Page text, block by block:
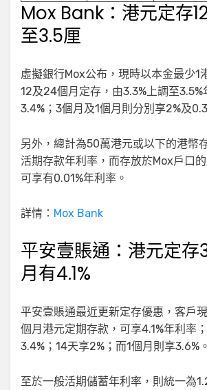
Mox Bank：港元定存
至3.5厘
虛擬銀行Mox公布，現時以本金最少1
12及24個月定存，由3.3%上調至
3.4%；3個月及1個月則分別享2%及
另外，總計為50萬港元或以下的港幣
活期存款年利率，而存放於Mox戶口
可享有0.01%年利率。
詳情： Mox Bank
平安壹賬通：港元定
月有4.1%
平安壹賬通最近更新定存優惠，客戶
個月港元定期存款，可享4.1%年利率
3.4%；14天享2%；而1個月則享3.6%。
至於一般活期儲蓄年利率，則統一為